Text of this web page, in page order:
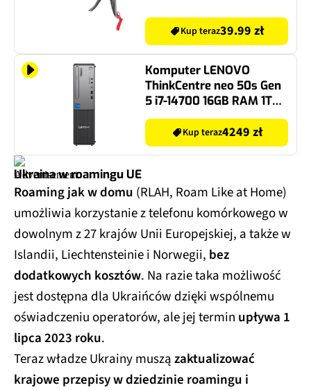
Kup teraz39.99 zł
Komputer LENOVO
ThinkCentre neo 50s Gen
5 i7-14700 16GB RAM 1TB
SSD DVD Wi-Fi Windows
11 Professional
Kup teraz4249 zł
Ukraina w roamingu UE
Roaming jak w domu (RLAH, Roam Like at Home)
umożliwia korzystanie z telefonu komórkowego w
dowolnym z 27 krajów Unii Europejskiej, a także w
Islandii, Liechtensteinie i Norwegii, bez
dodatkowych kosztów. Na razie taka możliwość
jest dostępna dla Ukraińców dzięki wspólnemu
oświadczeniu operatorów, ale jej termin upływa 1
lipca 2023 roku.
Teraz władze Ukrainy muszązaktualizować
krajowe przepisy w dziedzinie roamingu i